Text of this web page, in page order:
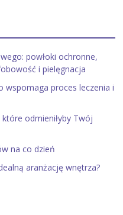
powłoki ochronne,
i pielęgnacja
wspomaga proces leczenia i
które odmieniłyby Twój
na co dzień
aranżację wnętrza?